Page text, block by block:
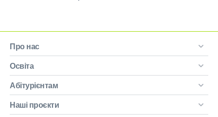
Про нас
Освіта
Абітурієнтам
Наші проєкти